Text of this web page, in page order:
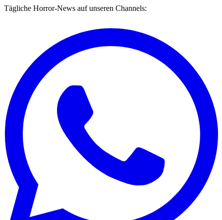
Tägliche Horror-News auf unseren Channels: